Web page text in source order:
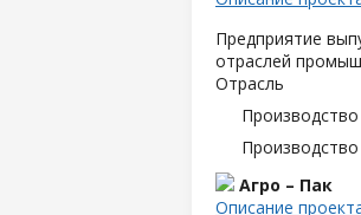
Предприятие
отраслей
Отрасль
Агро – Пак
Описание